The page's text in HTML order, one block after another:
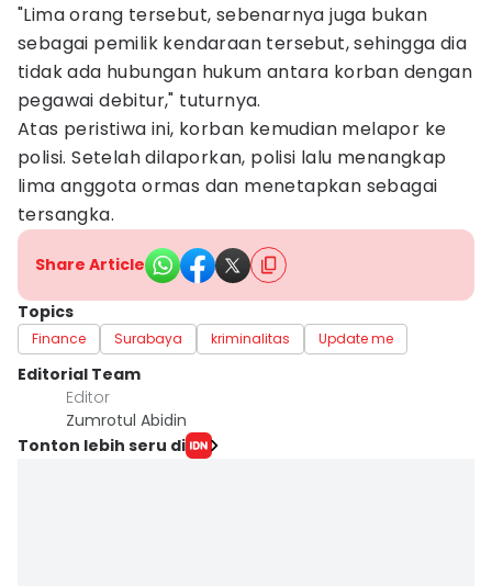
"Lima orang tersebut, sebenarnya juga bukan
sebagai pemilik kendaraan tersebut, sehingga dia
tidak ada hubungan hukum antara korban dengan
pegawai debitur," tuturnya.
Atas peristiwa ini, korban kemudian melapor ke
polisi. Setelah dilaporkan, polisi lalu menangkap
lima anggota ormas dan menetapkan sebagai
tersangka.
Share Article
Topics
Finance Surabaya kriminalitas Update me
Editorial Team
Editor
Zumrotul Abidin
Tonton lebih seru di